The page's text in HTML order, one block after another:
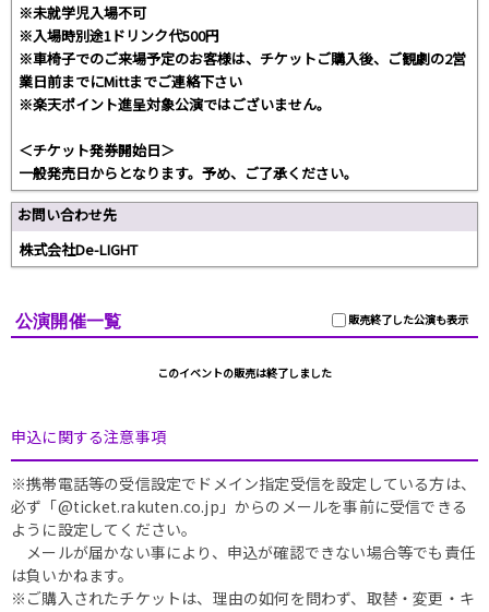
※未就学児入場不可
※入場時別途1ドリンク代500円
※車椅子でのご来場予定のお客様は、チケットご購入後、ご観劇の2営
業日前までにMittまでご連絡下さい
※楽天ポイント進呈対象公演ではございません。
＜チケット発券開始日＞
一般発売日からとなります。予め、ご了承ください。
お問い合わせ先
株式会社De-LIGHT
販売終了した公演も表示
公演開催一覧
このイベントの販売は終了しました
申込に関する注意事項
※携帯電話等の受信設定でドメイン指定受信を設定している方は、
必ず「@ticket.rakuten.co.jp」からのメールを事前に受信できる
ように設定してください。
メールが届かない事により、申込が確認できない場合等でも責任
は負いかねます。
※ご購入されたチケットは、理由の如何を問わず、取替・変更・キ